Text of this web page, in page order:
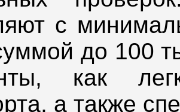
с
до 100
как
а также